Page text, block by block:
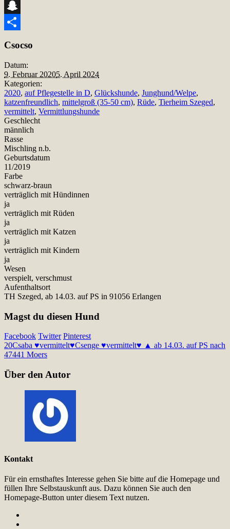
Telegram
Snapchat
Csocso
Datum:
9. Februar 20205. April 2024
Kategorien:
2020, auf Pflegestelle in D, Glückshunde, Junghund/Welpe,
katzenfreundlich, mittelgroß (35-50 cm), Rüde, Tierheim Szeged,
vermittelt, Vermittlungshunde
Geschlecht
männlich
Rasse
Mischling n.b.
Geburtsdatum
11/2019
Farbe
schwarz-braun
verträglich mit Hündinnen
ja
verträglich mit Rüden
ja
verträglich mit Katzen
ja
verträglich mit Kindern
ja
Wesen
verspielt, verschmust
Aufenthaltsort
TH Szeged, ab 14.03. auf PS in 91056 Erlangen
Magst du diesen Hund
Facebook Twitter Pinterest
20Csaba ♥vermittelt♥Csenge ♥vermittelt♥ ▲ ab 14.03. auf PS nach
47441 Moers
Über den Autor
Kontakt
Für ein ernsthaftes Interesse gehen Sie bitte auf die Homepage und
füllen Ihre Selbstauskunft aus. Dazu können Sie auch den
Homepage-Button unter diesem Text nutzen.